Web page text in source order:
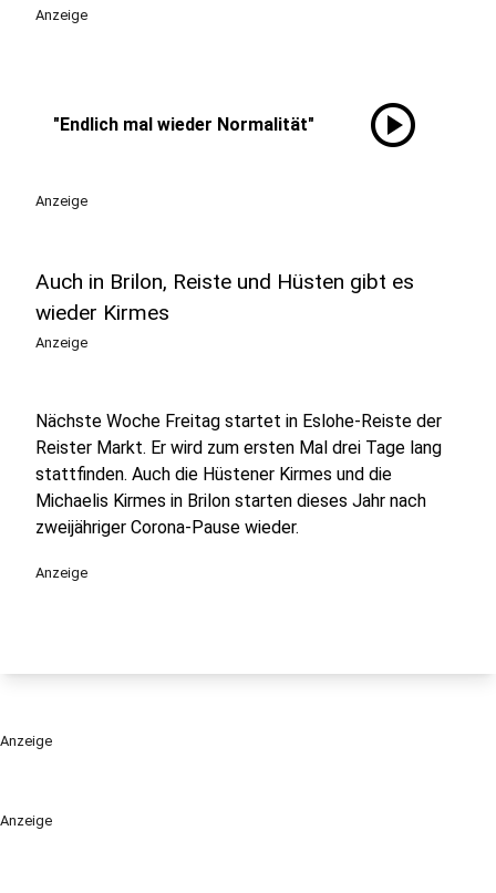
Anzeige
Anzeige
"Endlich mal wieder Normalität" play_circle
Anzeige
Auch in Brilon, Reiste und Hüsten gibt es
wieder Kirmes
Anzeige
Nächste Woche Freitag startet in Eslohe-Reiste der
Reister Markt. Er wird zum ersten Mal drei Tage lang
stattfinden. Auch die Hüstener Kirmes und die
Michaelis Kirmes in Brilon starten dieses Jahr nach
zweijähriger Corona-Pause wieder.
Anzeige
Anzeige